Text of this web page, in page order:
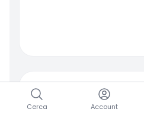
Cerca Account